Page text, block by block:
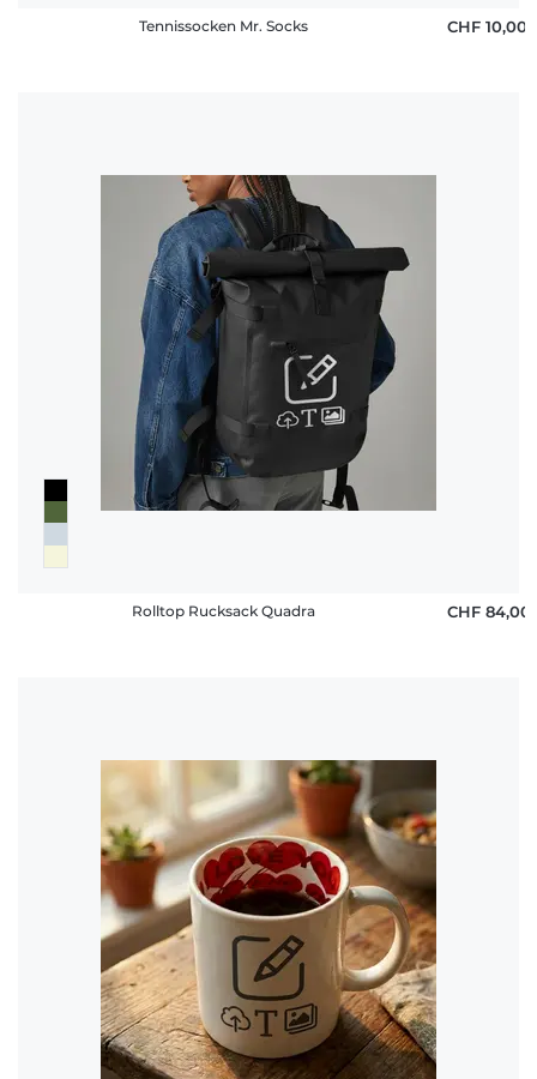
Tennissocken Mr. Socks CHF 10,00
Rolltop Rucksack Quadra CHF 84,00